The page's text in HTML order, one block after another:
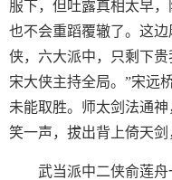
服下，但吐露真相太早
也不会重蹈覆辙了。这
侠，六大派中，只剩下
宋大侠主持全局。”宋远
未能取胜。师太剑法通
笑一声，拔出背上倚天剑
武当派中二侠俞莲